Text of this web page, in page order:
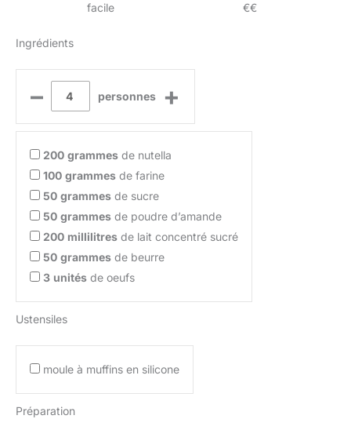
facile €€
Ingrédients
– personnes +
200 grammes de nutella
100 grammes de farine
50 grammes de sucre
50 grammes de poudre d’amande
200 millilitres de lait concentré sucré
50 grammes de beurre
3 unités de oeufs
Ustensiles
moule à muffins en silicone
Préparation